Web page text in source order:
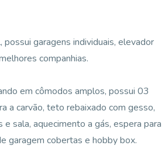
garagens individuais, elevador
companhias.
em cômodos amplos, possui 03
a carvão, teto rebaixado com gesso,
sala, aquecimento a gás, espera para
garagem cobertas e hobby box.